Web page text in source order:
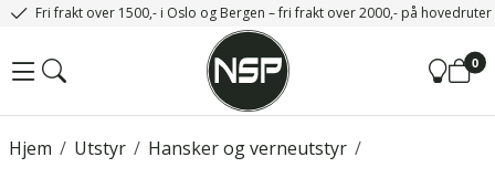
Fri frakt over 1500,- i Oslo og Bergen – fri frakt over 2000,- på
0
/
Hjem /
Utstyr /
Hansker og verneutstyr